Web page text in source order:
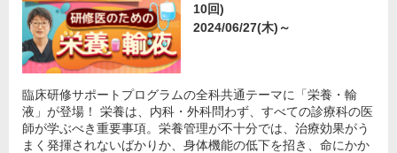
10回)
2024/06/27(木)～
臨床研修サポートプログラムの全科共通テーマに「栄養・輸
液」が登場！ 栄養は、内科・外科問わず、すべての診療科の医
師が学ぶべき重要事項。栄養管理が不十分では、治療効果がう
まく発揮されないばかりか、身体機能の低下を招き、命にかか